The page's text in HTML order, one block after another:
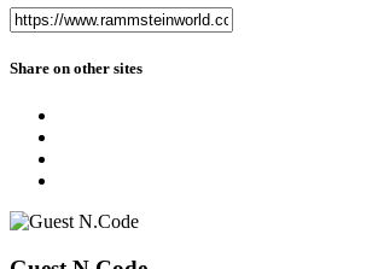
Share on other sites